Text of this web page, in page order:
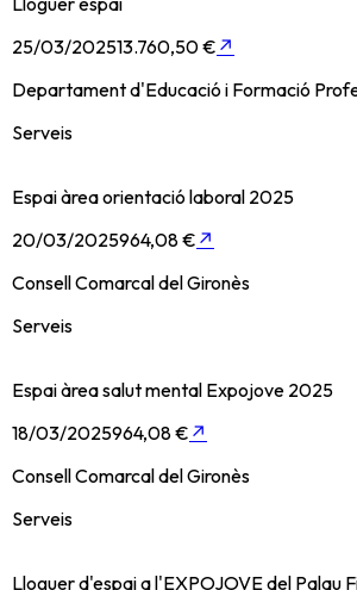
25/03/202513.760,50 € ↗
Departament d'Educació i Formació
Serveis
Espai àrea orientació laboral 2025
20/03/2025964,08 € ↗
Consell Comarcal del Gironès
Serveis
Espai àrea salut mental Expojove 2025
18/03/2025964,08 € ↗
Consell Comarcal del Gironès
Serveis
Lloguer d'espai a l'EXPOJOVE del Palau